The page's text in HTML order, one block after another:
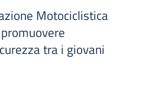
Motociclistica
tra i giovani